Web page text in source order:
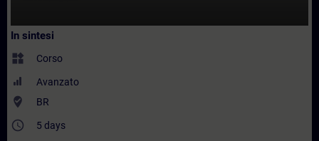
In sintesi
widgets Corso
Avanzato
where_to_vote BR
access_time 5 days